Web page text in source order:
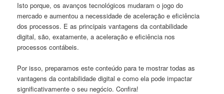
Isto porque, os avanços tecnológicos mudaram o jogo do
mercado e aumentou a necessidade de aceleração e eficiência
dos processos. E as principais vantagens da contabilidade
digital, são, exatamente, a aceleração e eficiência nos
processos contábeis.
Por isso, preparamos este conteúdo para te mostrar todas as
vantagens da contabilidade digital e como ela pode impactar
significativamente o seu negócio. Confira!